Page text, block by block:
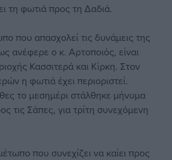
τη φωτιά προς τη Δαδιά.
που απασχολεί τις δυνάμεις της
ανέφερε ο κ. Αρτοποιός, είναι
Κασσιτερά και Κίρκη. Στον
η φωτιά έχει περιοριστεί.
το μεσημέρι στάλθηκε μήνυμα
τις Σάπες, για τρίτη συνεχόμενη
που συνεχίζει να καίει προς